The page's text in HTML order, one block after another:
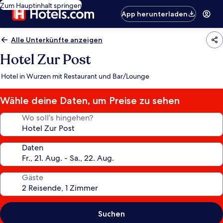
Zum Hauptinhalt springen
App herunterladen
Alle Unterkünfte anzeigen
Hotel Zur Post
Hotel in Wurzen mit Restaurant und Bar/Lounge
Wähle deine Daten, um Preise zu sehen
Wo soll’s hingehen?
Daten
Gäste
Suchen